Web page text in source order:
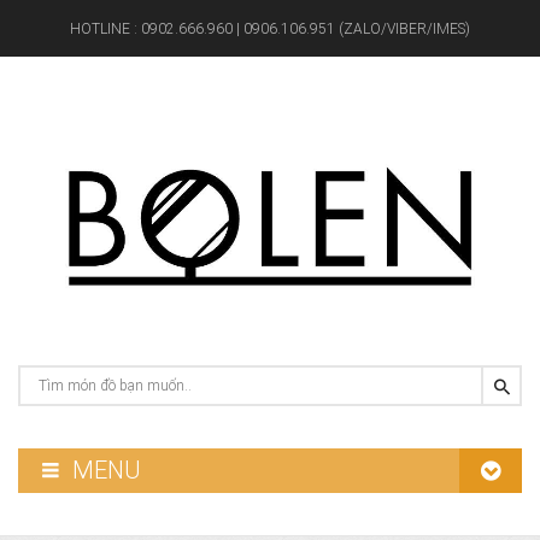
HOTLINE : 0902.666.960 | 0906.106.951 (ZALO/VIBER/IMES)
MENU